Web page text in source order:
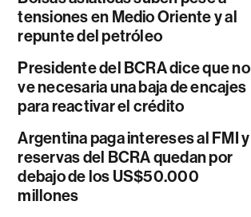
tensiones en Medio Oriente y al
repunte del petróleo
Presidente del BCRA dice que no
ve necesaria una baja de encajes
para reactivar el crédito
Argentina paga intereses al FMI y
reservas del BCRA quedan por
debajo de los US$50.000
millones